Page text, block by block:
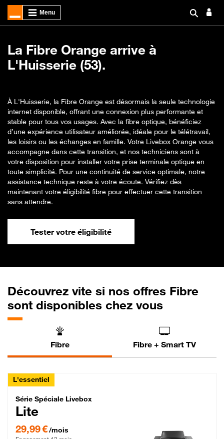
La Fibre Orange arrive à
L'Huisserie (53).
À L'Huisserie, la Fibre Orange est désormais la seule technologie
internet disponible, offrant une connexion plus performante et
stable pour tous vos usages. Avec la fibre optique, bénéficiez
d’une expérience utilisateur améliorée, idéale pour le télétravail,
les loisirs ou les échanges en famille. Votre Livebox Orange vous
accompagne dans cette transition, et nos techniciens sont à
votre disposition pour installer votre prise terminale optique en
toute simplicité. Pour une continuité de service optimale, notre
assistance technique reste à votre écoute. Vérifiez dès
maintenant votre éligibilité fibre pour effectuer cette transition
sans attendre.
Tester votre éligibilité
Découvrez vite si nos offres Fibre
sont disponibles chez vous
Fibre Fibre + Smart TV
L'essentiel
Série Spéciale Livebox Lite Fibre
Série Spéciale Livebox
Lite
29,99 €/mois